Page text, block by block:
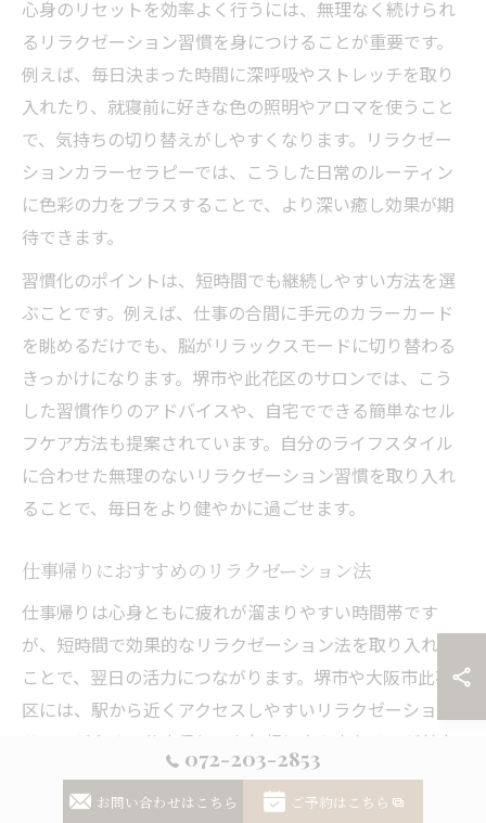
心身のリセットを効率よく行うには、無理なく続けられ
るリラクゼーション習慣を身につけることが重要です。
例えば、毎日決まった時間に深呼吸やストレッチを取り
入れたり、就寝前に好きな色の照明やアロマを使うこと
で、気持ちの切り替えがしやすくなります。リラクゼー
ションカラーセラピーでは、こうした日常のルーティン
に色彩の力をプラスすることで、より深い癒し効果が期
待できます。
習慣化のポイントは、短時間でも継続しやすい方法を選
ぶことです。例えば、仕事の合間に手元のカラーカード
を眺めるだけでも、脳がリラックスモードに切り替わる
きっかけになります。堺市や此花区のサロンでは、こう
した習慣作りのアドバイスや、自宅でできる簡単なセル
フケア方法も提案されています。自分のライフスタイル
に合わせた無理のないリラクゼーション習慣を取り入れ
ることで、毎日をより健やかに過ごせます。
仕事帰りにおすすめのリラクゼーション法
仕事帰りは心身ともに疲れが溜まりやすい時間帯です
が、短時間で効果的なリラクゼーション法を取り入れる
ことで、翌日の活力につながります。堺市や大阪市此花
区には、駅から近くアクセスしやすいリラクゼーション
サロンが多く、仕事帰りでも気軽に立ち寄れるのが魅力
です。特にカラーセラピーを活用した施術では、ストレ
スや緊張を和らげ、気持ちをリセットする効果が期待で
072-203-2853
お問い合わせはこちら ご予約はこちら